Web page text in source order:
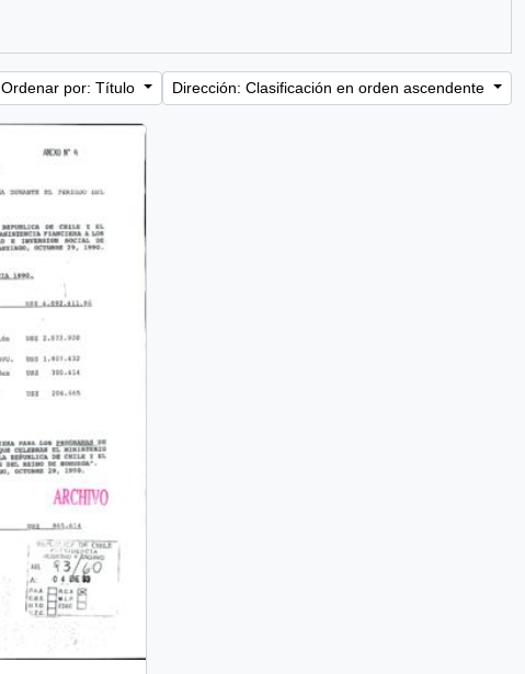
Ordenar por: Título Dirección: Clasificación en orden ascendente